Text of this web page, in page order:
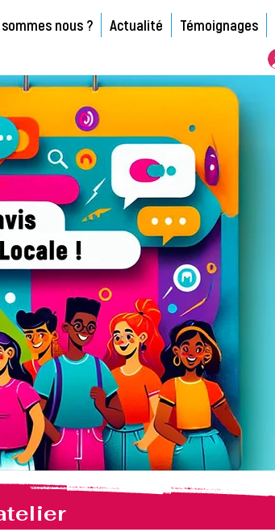
sommes nous ? Actualité Témoignages